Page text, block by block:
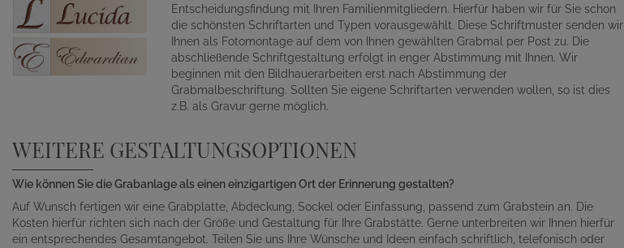
Entscheidungsfindung mit Ihren Familienmitgliedern. Hierfür haben wir für Sie schon
die schönsten Schriftarten und Typen vorausgewählt. Diese Schriftmuster senden wir
Ihnen als Fotomontage auf dem von Ihnen gewählten Grabmal per Post zu. Die
abschließende Schriftgestaltung erfolgt in enger Abstimmung mit Ihnen. Wir
beginnen mit den Bildhauerarbeiten erst nach Abstimmung der
Grabmalbeschriftung. Sollten Sie eigene Schriftarten verwenden wollen, so ist dies
z.B. als Gravur gerne möglich.
WEITERE GESTALTUNGSOPTIONEN
Wie können Sie die Grabanlage als einen einzigartigen Ort der Erinnerung gestalten?
Auf Wunsch fertigen wir eine Grabplatte, Abdeckung, Sockel oder Einfassung, passend zum Grabstein an. Die
Kosten hierfür richten sich nach der Größe und Gestaltung für Ihre Grabstätte. Gerne unterbreiten wir Ihnen hierfür
ein entsprechendes Gesamtangebot. Teilen Sie uns Ihre Wünsche und Ideen einfach schriftlich, telefonisch oder